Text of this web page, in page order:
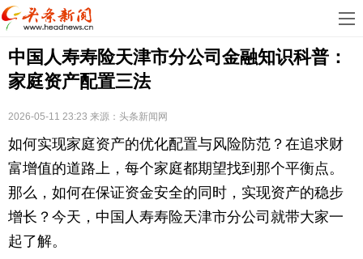
首
页
娱
乐
科
地
产
汽
车
育
健
中国人寿寿险天津市分公司金融知识科普：
家庭资产配置三法
2026-05-11 23:23 来源： 头条新闻网
如何实现家庭资产的优化配置与风险防范？在追求财
富增值的道路上，每个家庭都期望找到那个平衡点。
那么，如何在保证资金安全的同时，实现资产的稳步
增长？今天，中国人寿寿险天津市分公司就带大家一
起了解。